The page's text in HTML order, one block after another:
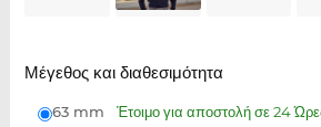
Μέγεθος και διαθεσιμότητα
63 mm Έτοιμο για αποστολή σε 24